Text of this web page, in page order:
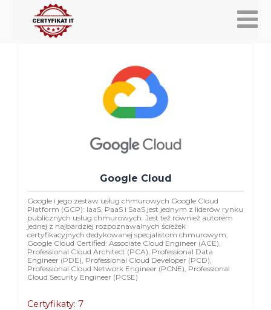
Google Cloud
Google i jego zestaw usług chmurowych Google Cloud
Platform (GCP): IaaS, PaaS i SaaS jest jednym z liderów rynku
publicznych usług chmurowych. Jest też również autorem
jednej z najbardziej rozpoznawalnych ścieżek
certyfikacyjnych dedykowanej specjalistom chmurowym,
Google Cloud Certified: Associate Cloud Engineer (ACE),
Professional Cloud Architect (PCA), Professional Data
Engineer (PDE), Professional Cloud Developer (PCD),
Professional Cloud Network Engineer (PCNE), Professional
Cloud Security Engineer (PCSE)
Certyfikaty: 7